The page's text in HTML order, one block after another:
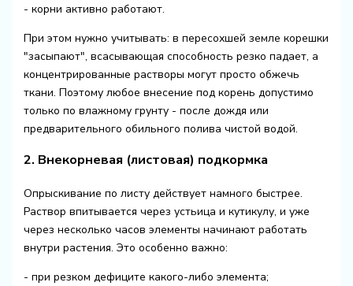
- корни активно работают.
При этом нужно учитывать: в пересохшей земле корешки
"засыпают", всасывающая способность резко падает, а
концентрированные растворы могут просто обжечь
ткани. Поэтому любое внесение под корень допустимо
только по влажному грунту - после дождя или
предварительного обильного полива чистой водой.
2. Внекорневая (листовая) подкормка
Опрыскивание по листу действует намного быстрее.
Раствор впитывается через устьица и кутикулу, и уже
через несколько часов элементы начинают работать
внутри растения. Это особенно важно:
- при резком дефиците какого-либо элемента;